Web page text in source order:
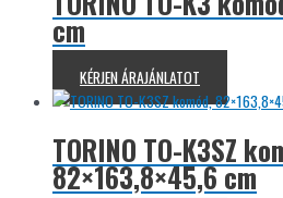
cm
KÉRJEN ÁRAJÁNLATOT
TORINO TO-K3SZ
82×163,8×45,6 cm